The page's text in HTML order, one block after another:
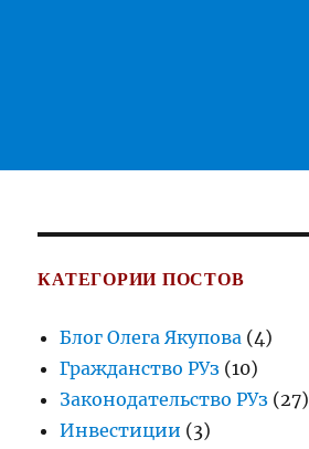
КАТЕГОРИИ ПОСТОВ
Блог Олега Якупова (4)
Гражданство РУз (10)
Законодательство РУз (27)
Инвестиции (3)